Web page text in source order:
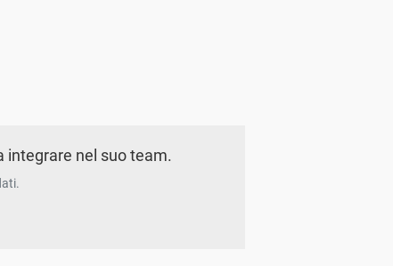
integrare nel suo team.